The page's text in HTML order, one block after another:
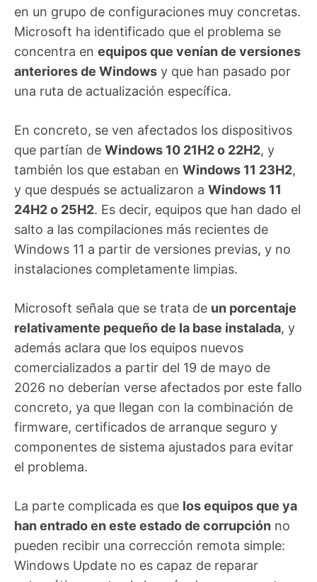
en un grupo de configuraciones muy concretas.
Microsoft ha identificado que el problema se
concentra en equipos que venían de versiones
anteriores de Windows y que han pasado por
una ruta de actualización específica.
En concreto, se ven afectados los dispositivos
que partían de Windows 10 21H2 o 22H2, y
también los que estaban en Windows 11 23H2,
y que después se actualizaron a Windows 11
24H2 o 25H2. Es decir, equipos que han dado el
salto a las compilaciones más recientes de
Windows 11 a partir de versiones previas, y no
instalaciones completamente limpias.
Microsoft señala que se trata de un porcentaje
relativamente pequeño de la base instalada, y
además aclara que los equipos nuevos
comercializados a partir del 19 de mayo de
2026 no deberían verse afectados por este fallo
concreto, ya que llegan con la combinación de
firmware, certificados de arranque seguro y
componentes de sistema ajustados para evitar
el problema.
La parte complicada es que los equipos que ya
han entrado en este estado de corrupción no
pueden recibir una corrección remota simple:
Windows Update no es capaz de reparar